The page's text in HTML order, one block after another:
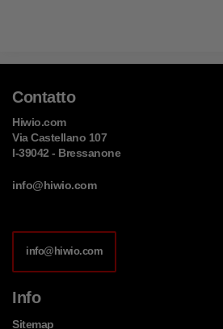
Contatto
Hiwio.com
Via Castellano 107
I-39042 - Bressanone
info@hiwio.com
info@hiwio.com
Info
Sitemap